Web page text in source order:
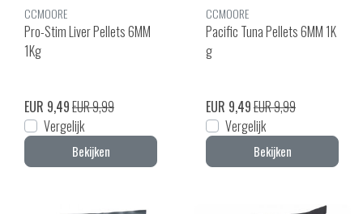
CCMOORE
Pro-Stim Liver Pellets 6MM
1Kg
EUR 9,49EUR 9,99
Vergelijk
Bekijken
CCMOORE
Pacific Tuna Pellets 6MM 1K
g
EUR 9,49EUR 9,99
Vergelijk
Bekijken